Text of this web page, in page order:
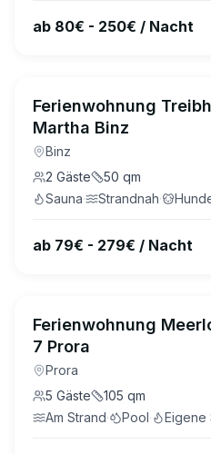
ab 80€ - 250€ / Nacht
Ferienwohnung
Martha Binz
Binz
2 Gäste 50 qm
Sauna· Strandnah·
ab 79€ - 279€ / Nacht
Ferienwohnung
7 Prora
Prora
5 Gäste 105 qm
Am Strand· Pool· Eigene